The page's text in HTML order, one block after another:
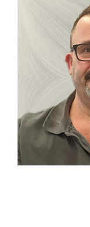
Produkte
Auftragslabor
Über uns
Nachrichten &